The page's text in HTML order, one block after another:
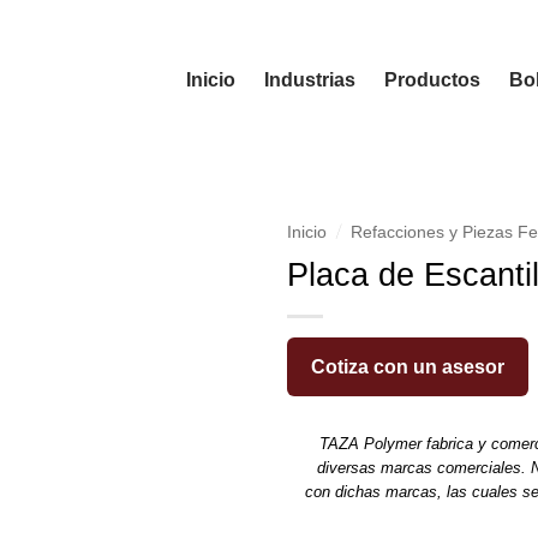
Inicio Industrias Productos
Inicio Refacciones y Piezas
Placa de
Cotiza con un asesor
TAZA Polymer fabrica y
diversas marcas comerciales.
con dichas marcas, las cuales